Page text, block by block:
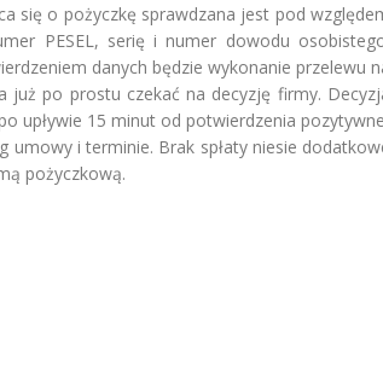
się o pożyczkę sprawdzana jest pod
PESEL, serię i numer dowodu
danych będzie wykonanie przelewu
po prostu czekać na decyzję firmy.
upływie 15 minut od potwierdzenia
umowy i terminie. Brak spłaty niesie
pożyczkową.